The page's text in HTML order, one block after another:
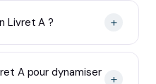
Livret A ? +
A pour dynamiser
+